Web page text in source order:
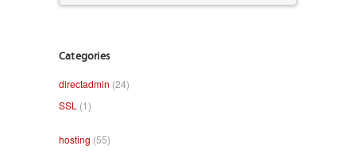
Categories
directadmin (24)
SSL (1)
hosting (55)